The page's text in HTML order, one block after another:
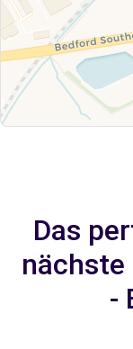
Das
nächste
-